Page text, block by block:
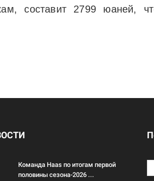
составит 2799 юаней,
Команда Haas по итогам первой
половины сезона-2026 ...